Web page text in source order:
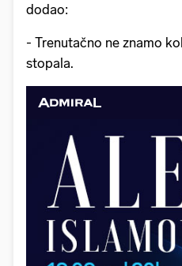
dodao:
- Trenutačno ne znamo
stopala.